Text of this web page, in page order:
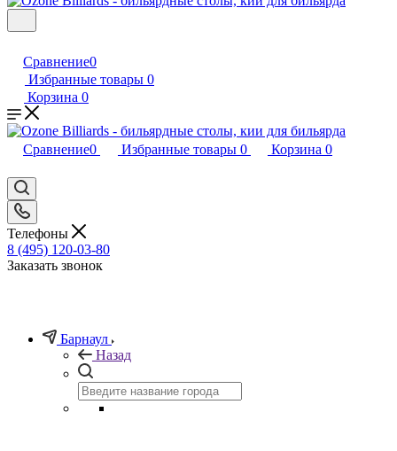
Сравнение0
Избранные товары 0
Корзина 0
Сравнение0 Избранные товары 0 Корзина 0
Телефоны
8 (495) 120-03-80
Заказать звонок
Барнаул
Назад